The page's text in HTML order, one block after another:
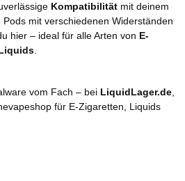
Kompatibilität mit deinem
mit verschiedenen Widerständen
hier – ideal für alle Arten von E-
vom Fach – bei LiquidLager.de
für E-Zigaretten, Liquids